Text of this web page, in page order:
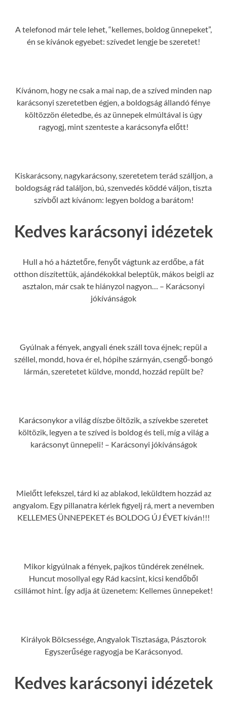
A telefonod már tele lehet, “kellemes, boldog ünnepeket”,
én se kívánok egyebet: szívedet lengje be szeretet!
Kívánom, hogy ne csak a mai nap, de a szíved minden nap
karácsonyi szeretetben égjen, a boldogság állandó fénye
költözzön életedbe, és az ünnepek elmúltával is úgy
ragyogj, mint szenteste a karácsonyfa előtt!
Kiskarácsony, nagykarácsony, szeretetem terád szálljon, a
boldogság rád találjon, bú, szenvedés köddé váljon, tiszta
szívből azt kívánom: legyen boldog a barátom!
Kedves karácsonyi idézetek
Hull a hó a háztetőre, fenyőt vágtunk az erdőbe, a fát
otthon díszítettük, ajándékokkal beleptük, mákos beigli az
asztalon, már csak te hiányzol nagyon… – Karácsonyi
jókívánságok
Gyúlnak a fények, angyali ének száll tova éjnek; repül a
széllel, mondd, hova ér el, hópihe szárnyán, csengő-bongó
lármán, szeretetet küldve, mondd, hozzád repült be?
Karácsonykor a világ díszbe öltözik, a szívekbe szeretet
költözik, legyen a te szíved is boldog és teli, míg a világ a
karácsonyt ünnepeli! – Karácsonyi jókívánságok
Mielőtt lefekszel, tárd ki az ablakod, leküldtem hozzád az
angyalom. Egy pillanatra kérlek figyelj rá, mert a nevemben
KELLEMES ÜNNEPEKET és BOLDOG ÚJ ÉVET kíván!!!
Mikor kigyúlnak a fények, pajkos tündérek zenélnek.
Huncut mosollyal egy Rád kacsint, kicsi kendőből
csillámot hint. Így adja át üzenetem: Kellemes ünnepeket!
Királyok Bölcsessége, Angyalok Tisztasága, Pásztorok
Egyszerűsége ragyogja be Karácsonyod.
Kedves karácsonyi idézetek